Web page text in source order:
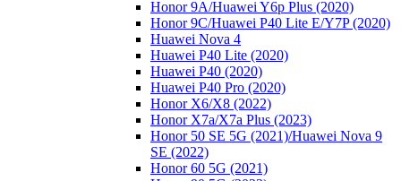
Honor 9A/Huawei Y6p Plus (2020)
Honor 9C/Huawei P40 Lite E/Y7P (2020)
Huawei Nova 4
Huawei P40 Lite (2020)
Huawei P40 (2020)
Huawei P40 Pro (2020)
Honor X6/Х8 (2022)
Honor X7a/X7a Plus (2023)
Honor 50 SE 5G (2021)/Huawei Nova 9
SE (2022)
Honor 60 5G (2021)